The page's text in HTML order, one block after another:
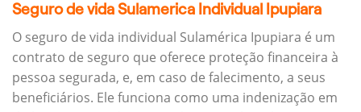
Seguro de vida Sulamerica Individual Ipupiara
O seguro de vida individual Sulamérica Ipupiara é um
contrato de seguro que oferece proteção financeira à
pessoa segurada, e, em caso de falecimento, a seus
beneficiários. Ele funciona como uma indenização em